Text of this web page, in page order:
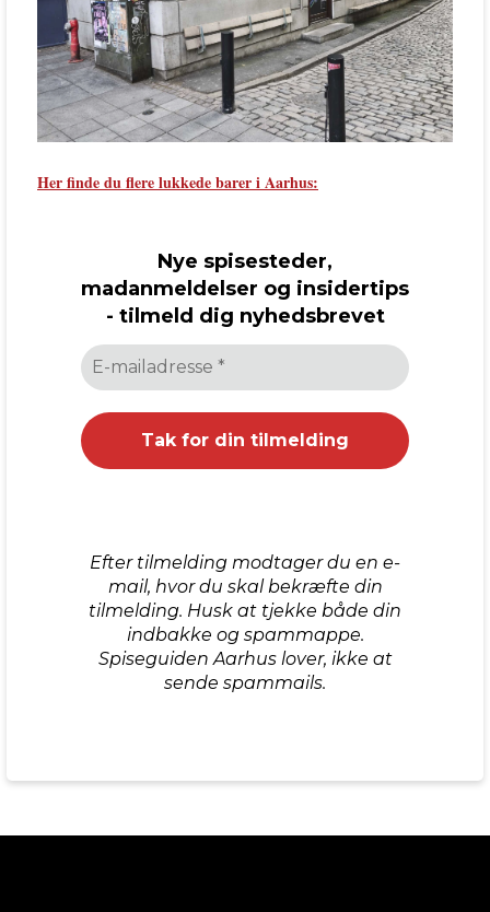
Her finde du flere lukkede barer i Aarhus:
Nye spisesteder,
madanmeldelser og insidertips
- tilmeld dig nyhedsbrevet
Efter tilmelding modtager du en e-
mail, hvor du skal bekræfte din
tilmelding. Husk at tjekke både din
indbakke og spammappe.
Spiseguiden Aarhus lover, ikke at
sende spammails.